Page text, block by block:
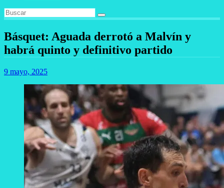
Básquet: Aguada derrotó a Malvín y
habrá quinto y definitivo partido
9 mayo, 2025